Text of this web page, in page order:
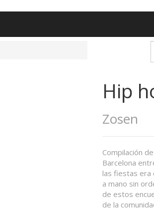
Hip
Zosen
Compilación
Barcelona
las fiestas era
a mano sin
de estos
de la